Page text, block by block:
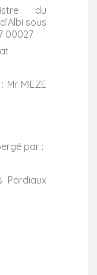
du
sous
00027
MIEZE
par :
Pardiaux